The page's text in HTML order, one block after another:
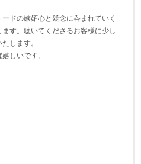
ドの嫉妬心と疑念に呑まれていく
す。聴いてくださるお客様に少し
します。
しいです。